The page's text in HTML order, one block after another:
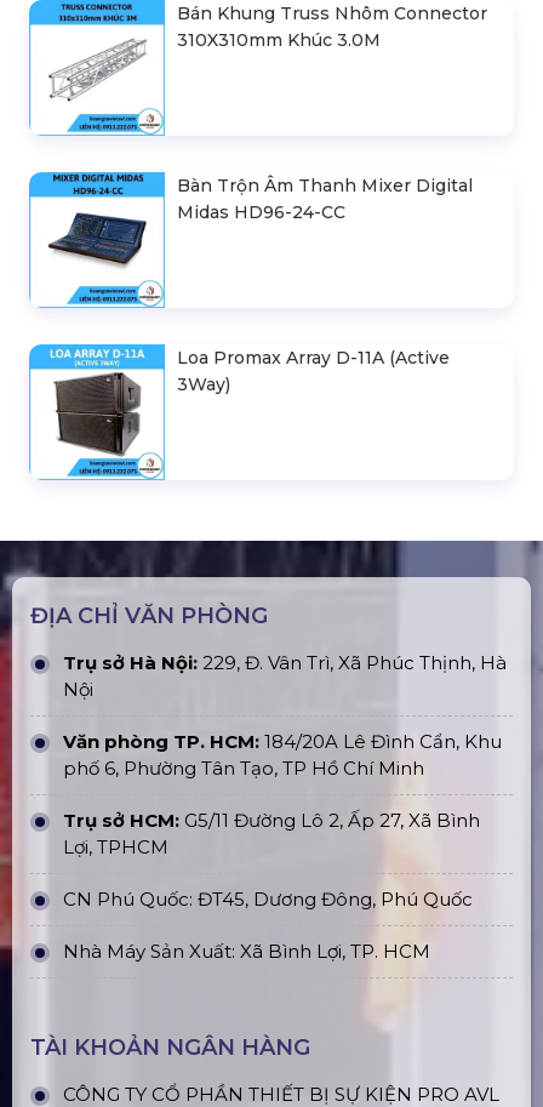
Bán Khung Truss Nhôm Connector
310X310mm Khúc 3.0M
Bàn Trộn Âm Thanh Mixer Digital
Midas HD96-24-CC
Loa Promax Array D-11A (Active
3Way)
ĐỊA CHỈ VĂN PHÒNG
Trụ sở Hà Nội: 229, Đ. Vân Trì, Xã Phúc Thịnh, Hà
Nội
Văn phòng TP. HCM: 184/20A Lê Đình Cẩn, Khu
phố 6, Phường Tân Tạo, TP Hồ Chí Minh
Trụ sở HCM: G5/11 Đường Lô 2, Ấp 27, Xã Bình
Lợi, TPHCM
CN Phú Quốc: ĐT45, Dương Đông, Phú Quốc
Nhà Máy Sản Xuất: Xã Bình Lợi, TP. HCM
TÀI KHOẢN NGÂN HÀNG
CÔNG TY CỔ PHẦN THIẾT BỊ SỰ KIỆN PRO AVL